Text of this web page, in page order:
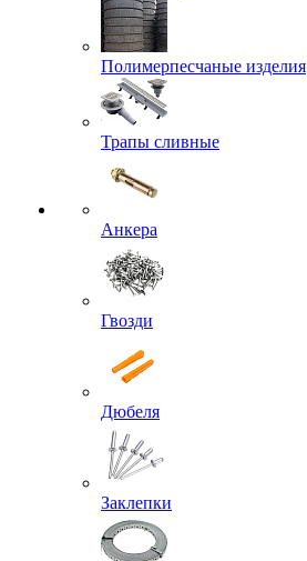
Полимерпесчаные изделия
Трапы сливные
Анкера
Гвозди
Дюбеля
Заклепки